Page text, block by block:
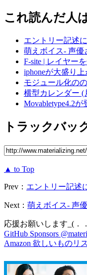
これ読んだ人
エントリー記述
萌えボイス- 声優
F-site | レイヤー
iphoneが大盛り
モジュール化の
横型カレンダー (
Movabletype4.2
トラックバッ
▲ to Top
Prev： エントリー記述
Next： 萌えボイス- 声
応援お願いします_(．
GitHub Sponsors
Amazon 欲しいものリ